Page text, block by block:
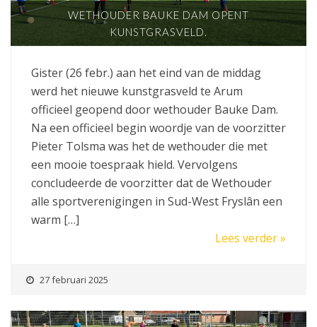
WETHOUDER BAUKE DAM OPENT
KUNSTGRASVELD.
Gister (26 febr.) aan het eind van de middag
werd het nieuwe kunstgrasveld te Arum
officieel geopend door wethouder Bauke Dam.
Na een officieel begin woordje van de voorzitter
Pieter Tolsma was het de wethouder die met
een mooie toespraak hield. Vervolgens
concludeerde de voorzitter dat de Wethouder
alle sportverenigingen in Sud-West Fryslân een
warm […]
Lees verder »
27 februari 2025